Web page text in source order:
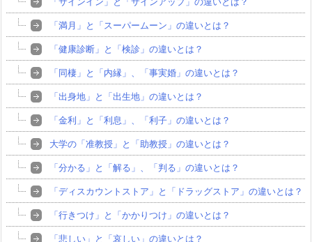
「満月」と「スーパームーン」の違いとは？
「健康診断」と「検診」の違いとは？
「同棲」と「内縁」、「事実婚」の違いとは？
「出身地」と「出生地」の違いとは？
「金利」と「利息」、「利子」の違いとは？
大学の「准教授」と「助教授」の違いとは？
「分かる」と「解る」、「判る」の違いとは？
「ディスカウントストア」と「ドラッグストア」の違いとは？
「行きつけ」と「かかりつけ」の違いとは？
「悲しい」と「哀しい」の違いとは？